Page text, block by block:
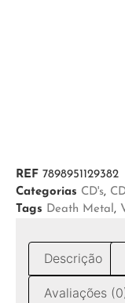
REF 7898951129382
Categorias CD's,
Tags Death Metal ,
Descrição
Avaliações